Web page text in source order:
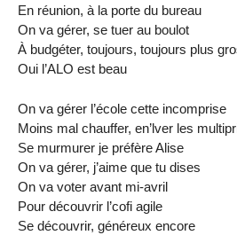
En réunion, à la porte du bureau
On va gérer, se tuer au boulot
À budgéter, toujours, toujours plus
Oui l’ALO est beau
On va gérer l’école cette incomprise
Moins mal chauffer, en’lver les
Se murmurer je préfère Alise
On va gérer, j’aime que tu dises
On va voter avant mi-avril
Pour découvrir l’cofi agile
Se découvrir, généreux encore